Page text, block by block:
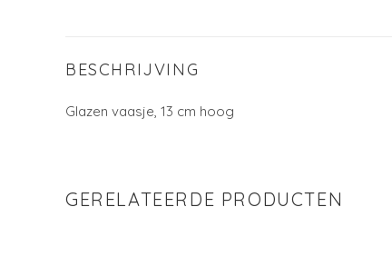
BESCHRIJVING
Glazen vaasje, 13 cm hoog
GERELATEERDE PRODUCTEN